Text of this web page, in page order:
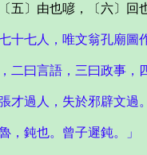
五〕由也喭，〔六〕回
十七人，唯文翁孔廟圖
二曰言語，三曰政事
才過人，失於邪辟文過
，鈍也。曾子遲鈍。」